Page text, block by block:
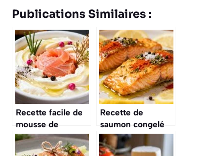
Publications Similaires :
Recette facile de
mousse de
saumon
Recette de
saumon congelé
au four facile et
délicieuse